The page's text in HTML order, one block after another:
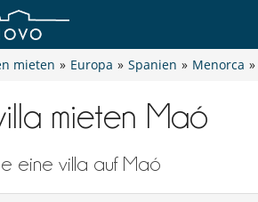
mieten » Europa » Spanien » Menorca »
mieten Maó
eine villa auf Maó